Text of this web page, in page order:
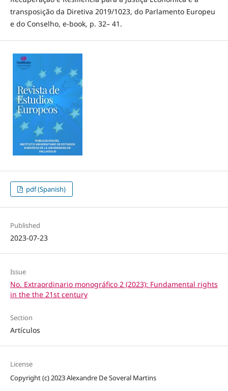
transposição da Diretiva 2019/1023, do Parlamento Europeu
e do Conselho, e-book, p. 32– 41.
pdf (Spanish)
Published
2023-07-23
Issue
No. Extraordinario monográfico 2 (2023): Fundamental rights
in the the 21st century
Section
Artículos
License
Copyright (c) 2023 Alexandre De Soveral Martins